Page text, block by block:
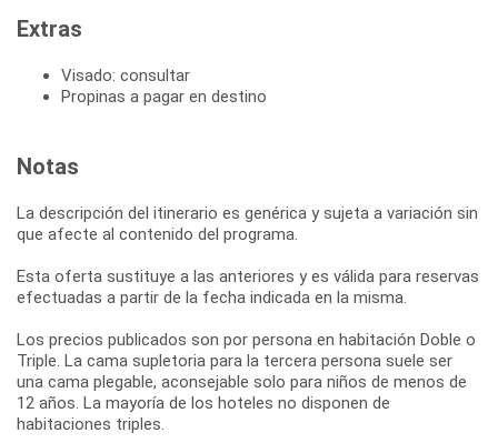
Extras
Visado: consultar
Propinas a pagar en destino
Notas
La descripción del itinerario es genérica y sujeta a variación sin
que afecte al contenido del programa.
Esta oferta sustituye a las anteriores y es válida para reservas
efectuadas a partir de la fecha indicada en la misma.
Los precios publicados son por persona en habitación Doble o
Triple. La cama supletoria para la tercera persona suele ser
una cama plegable, aconsejable solo para niños de menos de
12 años. La mayoría de los hoteles no disponen de
habitaciones triples.